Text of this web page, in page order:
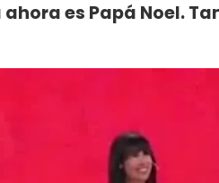
ahora es Papá Noel.